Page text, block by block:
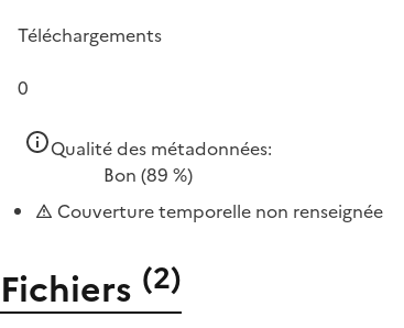
Téléchargements
0
Qualité des métadonnées:
Bon (89 %)
Couverture temporelle non renseignée
Fichiers (2)